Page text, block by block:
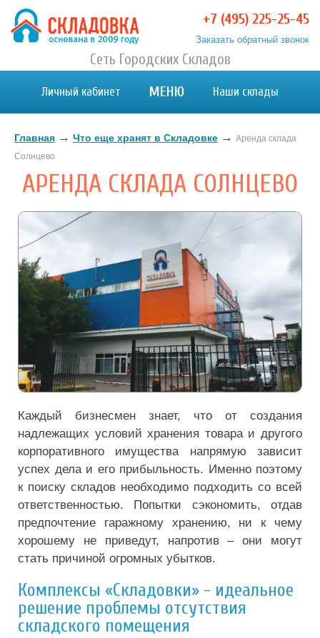
Хранение вещей в Москве и МО. Склад временного
Хранение вещей в Москве и МО. Склад временного хранения. Складовка
+7 (495) 225-25-45
Заказать обратный звонок
Сеть Городских Складов
Личный кабинет МЕНЮ Наши склады
Главная → Что еще хранят в Складовке → Аренда склада
Солнцево
АРЕНДА СКЛАДА СОЛНЦЕВО
Каждый бизнесмен знает, что от создания
надлежащих условий хранения товара и другого
корпоративного имущества напрямую зависит
успех дела и его прибыльность. Именно поэтому
к поиску складов необходимо подходить со всей
ответственностью. Попытки сэкономить, отдав
предпочтение гаражному хранению, ни к чему
хорошему не приведут, напротив – они могут
стать причиной огромных убытков.
Комплексы «Складовки» - идеальное
решение проблемы отсутствия
складского помещения